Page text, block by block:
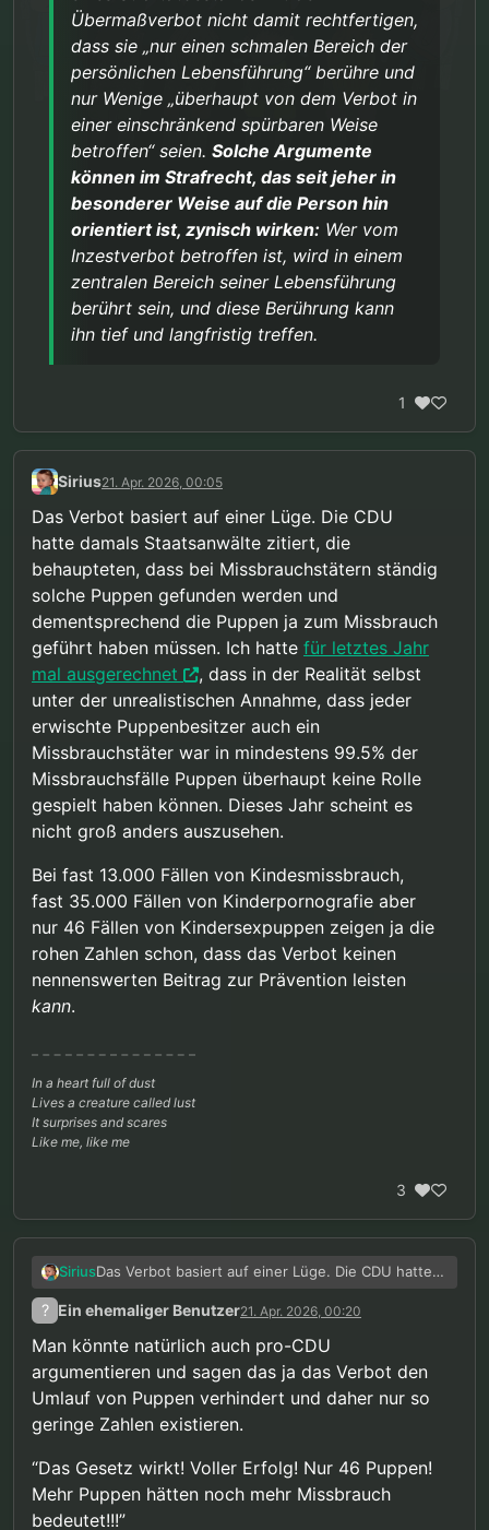
Übermaßverbot nicht damit rechtfertigen,
dass sie „nur einen schmalen Bereich der
persönlichen Lebensführung“ berühre und
nur Wenige „überhaupt von dem Verbot in
einer einschränkend spürbaren Weise
betroffen“ seien. Solche Argumente
können im Strafrecht, das seit jeher in
besonderer Weise auf die Person hin
orientiert ist, zynisch wirken: Wer vom
Inzestverbot betroffen ist, wird in einem
zentralen Bereich seiner Lebensführung
berührt sein, und diese Berührung kann
ihn tief und langfristig treffen.
1
Sirius21. Apr. 2026, 00:05
Das Verbot basiert auf einer Lüge. Die CDU
hatte damals Staatsanwälte zitiert, die
behaupteten, dass bei Missbrauchstätern ständig
solche Puppen gefunden werden und
dementsprechend die Puppen ja zum Missbrauch
geführt haben müssen. Ich hatte für letztes Jahr
mal ausgerechnet
, dass in der Realität selbst
unter der unrealistischen Annahme, dass jeder
erwischte Puppenbesitzer auch ein
Missbrauchstäter war in mindestens 99.5% der
Missbrauchsfälle Puppen überhaupt keine Rolle
gespielt haben können. Dieses Jahr scheint es
nicht groß anders auszusehen.
Bei fast 13.000 Fällen von Kindesmissbrauch,
fast 35.000 Fällen von Kinderpornografie aber
nur 46 Fällen von Kindersexpuppen zeigen ja die
rohen Zahlen schon, dass das Verbot keinen
nennenswerten Beitrag zur Prävention leisten
kann.
In a heart full of dust
Lives a creature called lust
It surprises and scares
Like me, like me
3
SiriusDas Verbot basiert auf einer Lüge. Die CDU hatte
damals Staatsanwälte zitiert, die behaupteten,
dass bei Missbrauchstätern ständig solche Puppen
Puppen ja zum Missbrauch geführt haben müssen.
Ich hattefür letztes Jahr mal ausgerechnet , dass
in der Realität selbst unter der unrealistischen
Annahme, dass jeder erwischte Puppenbesitzer
auch ein Missbrauchstäter war in mindestens
99.5% der Missbrauchsfälle Puppen überhaupt
keine Rolle gespielt haben können. Dieses Jahr
scheint es nicht groß anders auszusehen.
Bei fast 13.000 Fällen von Kindesmissbrauch, fast
Fällen von Kindersexpuppen zeigen ja die rohen
Zahlen schon, dass das Verbot keinen
nennenswerten Beitrag zur Prävention leisten
kann.
? Ein ehemaliger Benutzer21. Apr. 2026, 00:20
Man könnte natürlich auch pro-CDU
argumentieren und sagen das ja das Verbot den
Umlauf von Puppen verhindert und daher nur so
geringe Zahlen existieren.
“Das Gesetz wirkt! Voller Erfolg! Nur 46 Puppen!
Mehr Puppen hätten noch mehr Missbrauch
bedeutet!!!”